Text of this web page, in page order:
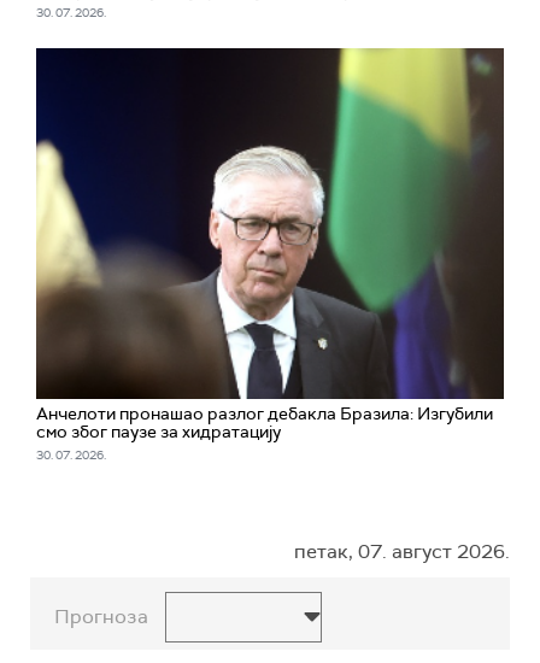
30. 07. 2026.
Анчелоти пронашао разлог дебакла Бразила: Изгубили
смо због паузе за хидратацију
30. 07. 2026.
петак, 07. август 2026.
Прогноза